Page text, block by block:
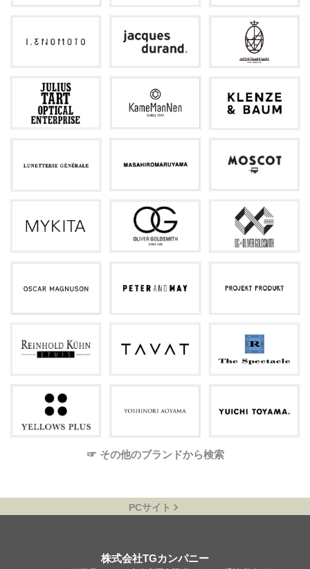
☞ その他のブランドから検索
PCサイト
株式会社TGカンパニー